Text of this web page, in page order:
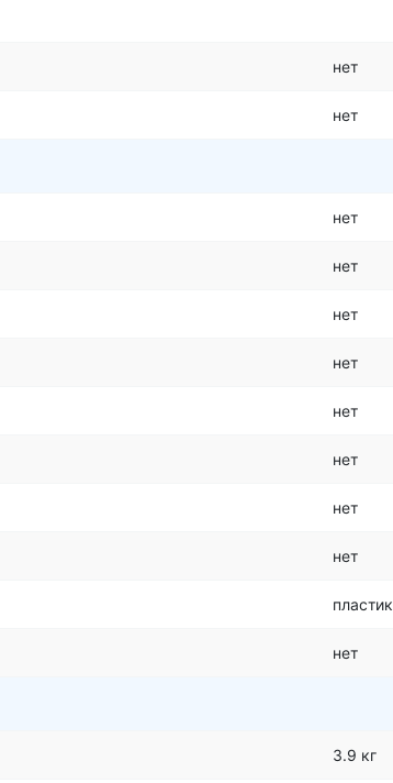
нет
нет
нет
нет
нет
нет
нет
нет
нет
нет
пластик
нет
3.9 кг